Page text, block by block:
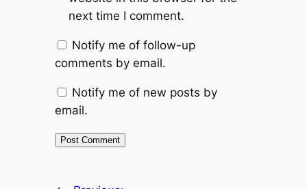
next time I comment.
Notify me of follow-up
comments by email.
Notify me of new posts by
email.